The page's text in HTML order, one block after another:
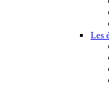
Les